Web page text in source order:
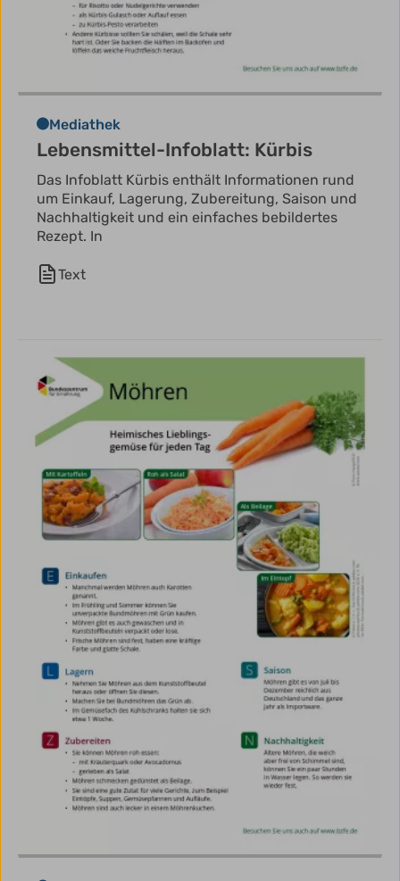
Mediathek
Lebensmittel-Infoblatt: Kürbis
Das Infoblatt Kürbis enthält Informationen rund
um Einkauf, Lagerung, Zubereitung, Saison und
Nachhaltigkeit und ein einfaches bebildertes
Rezept. In
Text